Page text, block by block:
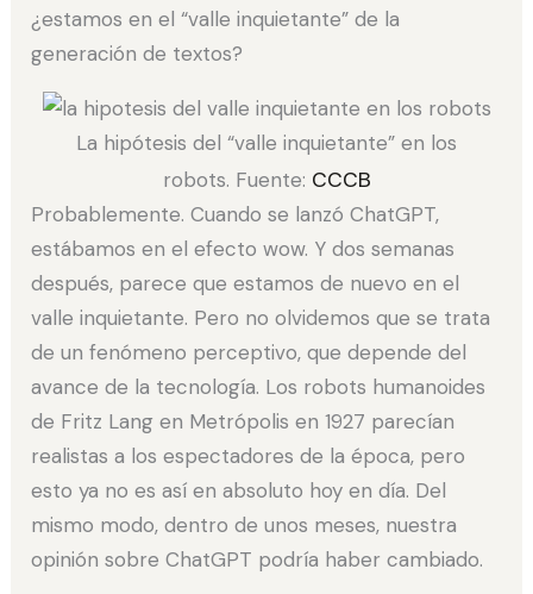
¿estamos en el “valle inquietante” de la
generación de textos?
La hipótesis del “valle inquietante” en los
robots. Fuente: CCCB
Probablemente. Cuando se lanzó ChatGPT,
estábamos en el efecto wow. Y dos semanas
después, parece que estamos de nuevo en el
valle inquietante. Pero no olvidemos que se trata
de un fenómeno perceptivo, que depende del
avance de la tecnología. Los robots humanoides
de Fritz Lang en Metrópolis en 1927 parecían
realistas a los espectadores de la época, pero
esto ya no es así en absoluto hoy en día. Del
mismo modo, dentro de unos meses, nuestra
opinión sobre ChatGPT podría haber cambiado.